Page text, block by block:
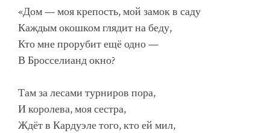
«Дом — моя крепость, мой замок в саду
Каждым окошком глядит на беду,
Кто мне прорубит ещё одно —
В Бросселианд окно?
Там за лесами турниров пора,
И королева, моя сестра,
Ждёт в Кардуэле того, кто ей мил,